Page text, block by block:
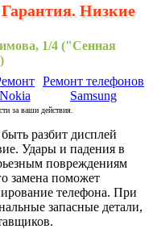
Низкие
1/4 ("Сенная
Nokia
Ремонт телефонов
Samsung
за ваши действия.
разбит дисплей
Удары и падения в
повреждениям
замена поможет
телефона. При
запасные детали,